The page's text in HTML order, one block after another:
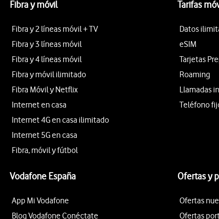
Fibra y móvil
Fibra y 2 líneas móvil + TV
Fibra y 3 líneas móvil
Fibra y 4 líneas móvil
Fibra y móvil ilimitado
Fibra Móvil y Netflix
Internet en casa
Internet 4G en casa ilimitado
Internet 5G en casa
Fibra, móvil y fútbol
Tarifas
Datos
eSIM
Tarjetas
Roaming
Llamadas
Teléfono
Vodafone España
App Mi Vodafone
Blog Vodafone Conéctate
Ofertas y
Ofertas
Ofertas